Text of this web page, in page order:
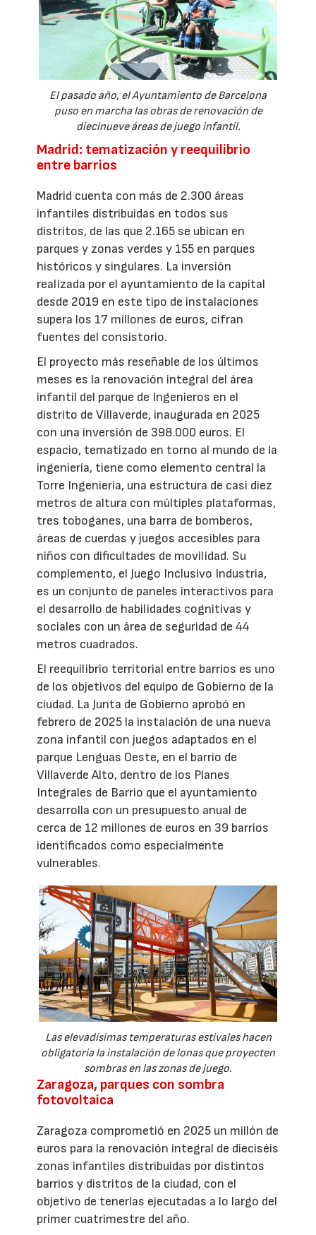
El pasado año, el Ayuntamiento de Barcelona
puso en marcha las obras de renovación de
diecinueve áreas de juego infantil.
Madrid: tematización y reequilibrio
entre barrios
Madrid cuenta con más de 2.300 áreas
infantiles distribuidas en todos sus
distritos, de las que 2.165 se ubican en
parques y zonas verdes y 155 en parques
históricos y singulares. La inversión
realizada por el ayuntamiento de la capital
desde 2019 en este tipo de instalaciones
supera los 17 millones de euros, cifran
fuentes del consistorio.
El proyecto más reseñable de los últimos
meses es la renovación integral del área
infantil del parque de Ingenieros en el
distrito de Villaverde, inaugurada en 2025
con una inversión de 398.000 euros. El
espacio, tematizado en torno al mundo de la
ingeniería, tiene como elemento central la
Torre Ingeniería, una estructura de casi diez
metros de altura con múltiples plataformas,
tres toboganes, una barra de bomberos,
áreas de cuerdas y juegos accesibles para
niños con dificultades de movilidad. Su
complemento, el Juego Inclusivo Industria,
es un conjunto de paneles interactivos para
el desarrollo de habilidades cognitivas y
sociales con un área de seguridad de 44
metros cuadrados.
El reequilibrio territorial entre barrios es uno
de los objetivos del equipo de Gobierno de la
ciudad. La Junta de Gobierno aprobó en
febrero de 2025 la instalación de una nueva
zona infantil con juegos adaptados en el
parque Lenguas Oeste, en el barrio de
Villaverde Alto, dentro de los Planes
Integrales de Barrio que el ayuntamiento
desarrolla con un presupuesto anual de
cerca de 12 millones de euros en 39 barrios
identificados como especialmente
vulnerables.
Las elevadísimas temperaturas estivales hacen
obligatoria la instalación de lonas que proyecten
sombras en las zonas de juego.
Zaragoza, parques con sombra
fotovoltaica
Zaragoza comprometió en 2025 un millón de
euros para la renovación integral de dieciséis
zonas infantiles distribuidas por distintos
barrios y distritos de la ciudad, con el
objetivo de tenerlas ejecutadas a lo largo del
primer cuatrimestre del año.